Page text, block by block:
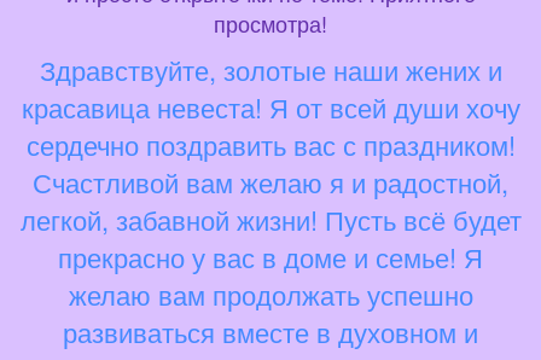
просмотра!
Здравствуйте, золотые наши жених и
красавица невеста! Я от всей души хочу
сердечно поздравить вас с праздником!
Счастливой вам желаю я и радостной,
легкой, забавной жизни! Пусть всё будет
прекрасно у вас в доме и семье! Я
желаю вам продолжать успешно
развиваться вместе в духовном и